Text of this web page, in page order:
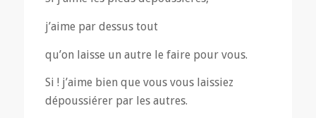
j’aime par dessus tout
qu’on laisse un autre le faire pour vous.
Si ! j’aime bien que vous vous laissiez
dépoussiérer par les autres.